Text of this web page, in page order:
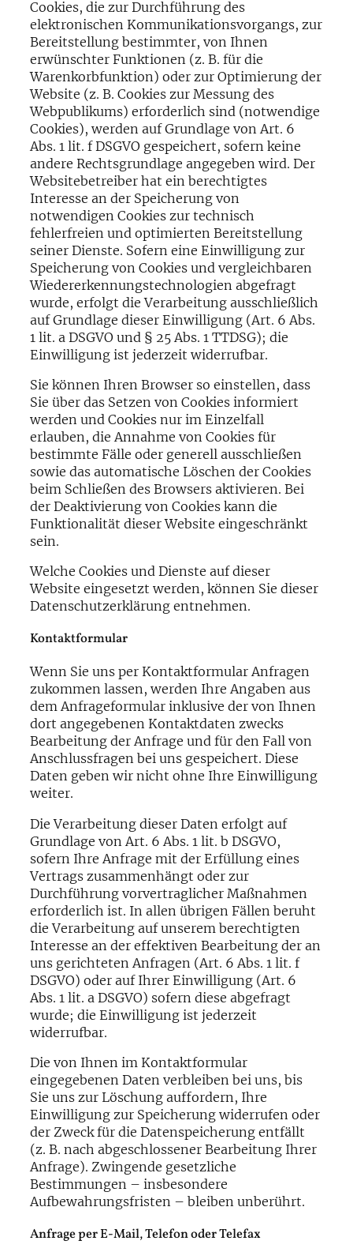
Cookies, die zur Durchführung des
elektronischen Kommunikationsvorgangs, zur
Bereitstellung bestimmter, von Ihnen
erwünschter Funktionen (z. B. für die
Warenkorbfunktion) oder zur Optimierung der
Website (z. B. Cookies zur Messung des
Webpublikums) erforderlich sind (notwendige
Cookies), werden auf Grundlage von Art. 6
Abs. 1 lit. f DSGVO gespeichert, sofern keine
andere Rechtsgrundlage angegeben wird. Der
Websitebetreiber hat ein berechtigtes
Interesse an der Speicherung von
notwendigen Cookies zur technisch
fehlerfreien und optimierten Bereitstellung
seiner Dienste. Sofern eine Einwilligung zur
Speicherung von Cookies und vergleichbaren
Wiedererkennungstechnologien abgefragt
wurde, erfolgt die Verarbeitung ausschließlich
auf Grundlage dieser Einwilligung (Art. 6 Abs.
1 lit. a DSGVO und § 25 Abs. 1 TTDSG); die
Einwilligung ist jederzeit widerrufbar.
Sie können Ihren Browser so einstellen, dass
Sie über das Setzen von Cookies informiert
werden und Cookies nur im Einzelfall
erlauben, die Annahme von Cookies für
bestimmte Fälle oder generell ausschließen
sowie das automatische Löschen der Cookies
beim Schließen des Browsers aktivieren. Bei
der Deaktivierung von Cookies kann die
Funktionalität dieser Website eingeschränkt
sein.
Welche Cookies und Dienste auf dieser
Website eingesetzt werden, können Sie dieser
Datenschutzerklärung entnehmen.
Kontaktformular
Wenn Sie uns per Kontaktformular Anfragen
zukommen lassen, werden Ihre Angaben aus
dem Anfrageformular inklusive der von Ihnen
dort angegebenen Kontaktdaten zwecks
Bearbeitung der Anfrage und für den Fall von
Anschlussfragen bei uns gespeichert. Diese
Daten geben wir nicht ohne Ihre Einwilligung
weiter.
Die Verarbeitung dieser Daten erfolgt auf
Grundlage von Art. 6 Abs. 1 lit. b DSGVO,
sofern Ihre Anfrage mit der Erfüllung eines
Vertrags zusammenhängt oder zur
Durchführung vorvertraglicher Maßnahmen
erforderlich ist. In allen übrigen Fällen beruht
die Verarbeitung auf unserem berechtigten
Interesse an der effektiven Bearbeitung der an
uns gerichteten Anfragen (Art. 6 Abs. 1 lit. f
DSGVO) oder auf Ihrer Einwilligung (Art. 6
Abs. 1 lit. a DSGVO) sofern diese abgefragt
wurde; die Einwilligung ist jederzeit
widerrufbar.
Die von Ihnen im Kontaktformular
eingegebenen Daten verbleiben bei uns, bis
Sie uns zur Löschung auffordern, Ihre
Einwilligung zur Speicherung widerrufen oder
der Zweck für die Datenspeicherung entfällt
(z. B. nach abgeschlossener Bearbeitung Ihrer
Anfrage). Zwingende gesetzliche
Bestimmungen – insbesondere
Aufbewahrungsfristen – bleiben unberührt.
Anfrage per E-Mail, Telefon oder Telefax